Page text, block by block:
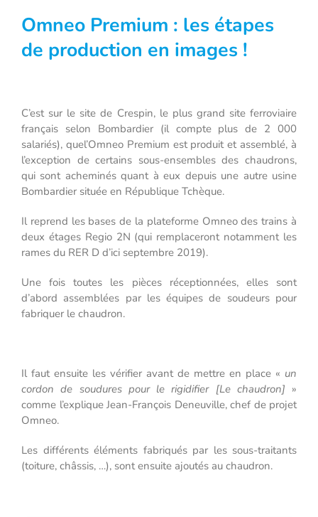
Omneo Premium : les étapes
de production en images !
C’est sur le site de Crespin, le plus grand site ferroviaire
français selon Bombardier (il compte plus de 2 000
salariés), quel’Omneo Premium est produit et assemblé, à
l’exception de certains sous-ensembles des chaudrons,
qui sont acheminés quant à eux depuis une autre usine
Bombardier située en République Tchèque.
Il reprend les bases de la plateforme Omneo des trains à
deux étages Regio 2N (qui remplaceront notamment les
rames du RER D d’ici septembre 2019).
Une fois toutes les pièces réceptionnées, elles sont
d’abord assemblées par les équipes de soudeurs pour
fabriquer le chaudron.
Il faut ensuite les vérifier avant de mettre en place « un
cordon de soudures pour le rigidifier [Le chaudron] »
comme l’explique Jean-François Deneuville, chef de projet
Omneo.
Les différents éléments fabriqués par les sous-traitants
(toiture, châssis, …), sont ensuite ajoutés au chaudron.